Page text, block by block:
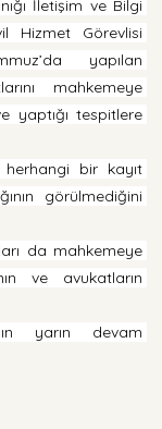
İletişim ve Bilgi
Hizmet Görevlisi
yapılan
mahkemeye
yaptığı tespitlere
herhangi bir kayıt
görülmediğini
da mahkemeye
ve avukatların
yarın devam